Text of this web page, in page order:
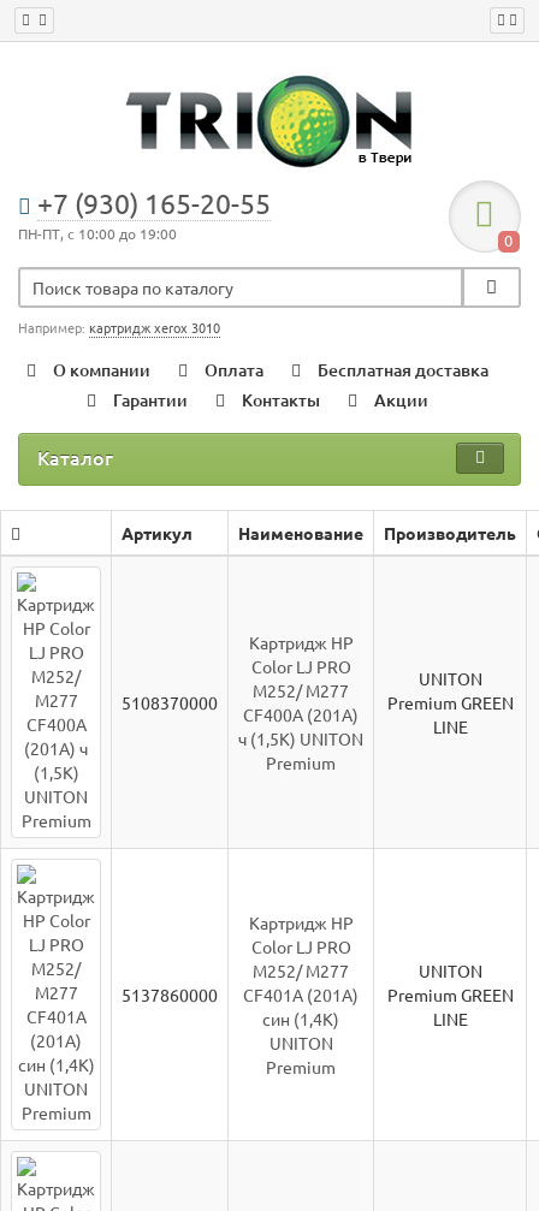
+7 (930) 165-20-55
ПН-ПТ, с 10:00 до 19:00 0
Например: картридж xerox 3010
О компании Оплата
Бесплатная доставка
Гарантии
Контакты Акции
Каталог
Артикул Наименование Производитель
5108370000
Картридж HP
Color LJ PRO
M252/ M277
CF400A (201A)
ч (1,5K) UNITON
Premium
UNITON
Premium GREEN
LINE
5137860000
Картридж HP
Color LJ PRO
M252/ M277
CF401A (201A)
син (1,4K)
UNITON
Premium
UNITON
Premium GREEN
LINE